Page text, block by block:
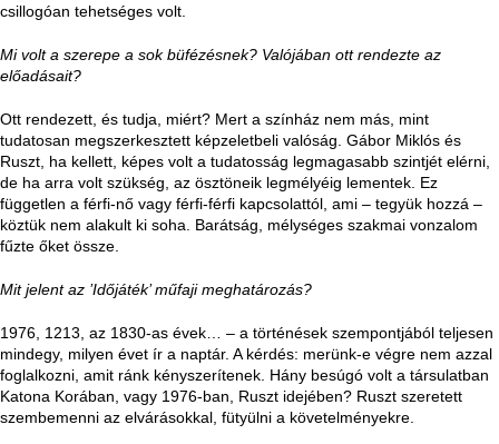
csillogóan tehetséges volt.
Mi volt a szerepe a sok büfézésnek? Valójában ott rendezte az
előadásait?
Ott rendezett, és tudja, miért? Mert a színház nem más, mint
tudatosan megszerkesztett képzeletbeli valóság. Gábor Miklós és
Ruszt, ha kellett, képes volt a tudatosság legmagasabb szintjét elérni,
de ha arra volt szükség, az ösztöneik legmélyéig lementek. Ez
független a férfi-nő vagy férfi-férfi kapcsolattól, ami – tegyük hozzá –
köztük nem alakult ki soha. Barátság, mélységes szakmai vonzalom
fűzte őket össze.
Mit jelent az ’Időjáték’ műfaji meghatározás?
1976, 1213, az 1830-as évek… – a történések szempontjából teljesen
mindegy, milyen évet ír a naptár. A kérdés: merünk-e végre nem azzal
foglalkozni, amit ránk kényszerítenek. Hány besúgó volt a társulatban
Katona Korában, vagy 1976-ban, Ruszt idejében? Ruszt szeretett
szembemenni az elvárásokkal, fütyülni a követelményekre.